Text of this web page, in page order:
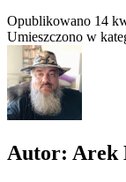
Opublikowano 14
Umieszczono w
Autor: Arek